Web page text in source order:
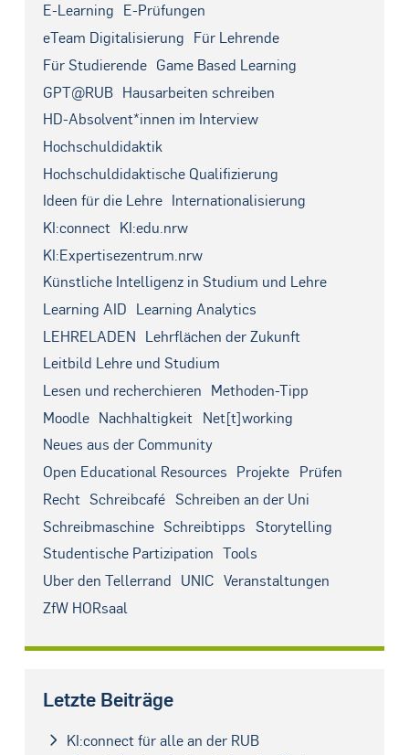
E-Learning E-Prüfungen
eTeam Digitalisierung Für Lehrende
Für Studierende Game Based Learning
GPT@RUB Hausarbeiten schreiben
HD-Absolvent*innen im Interview
Hochschuldidaktik
Hochschuldidaktische Qualifizierung
Ideen für die Lehre Internationalisierung
KI:connect KI:edu.nrw
KI:Expertisezentrum.nrw
Künstliche Intelligenz in Studium und Lehre
Learning AID Learning Analytics
LEHRELADEN Lehrflächen der Zukunft
Leitbild Lehre und Studium
Lesen und recherchieren Methoden-Tipp
Moodle Nachhaltigkeit Net[t]working
Neues aus der Community
Open Educational Resources Projekte Prüfen
Recht Schreibcafé Schreiben an der Uni
Schreibmaschine Schreibtipps Storytelling
Studentische Partizipation Tools
Über den Tellerrand UNIC Veranstaltungen
ZfW HÖRsaal
Letzte Beiträge
KI:connect für alle an der RUB